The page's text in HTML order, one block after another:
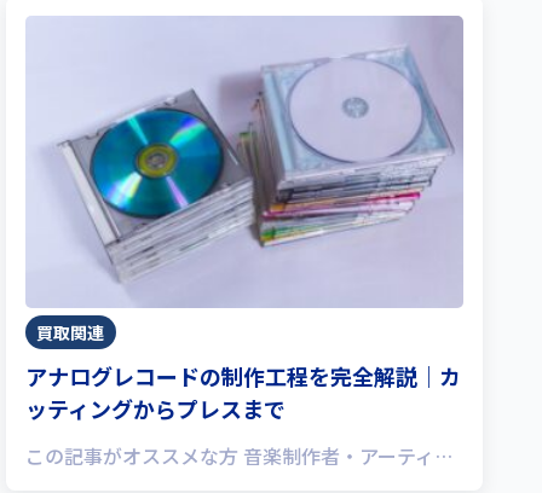
買取関連
アナログレコードの制作工程を完全解説｜カ
ッティングからプレスまで
この記事がオススメな方 音楽制作者・アーティ…